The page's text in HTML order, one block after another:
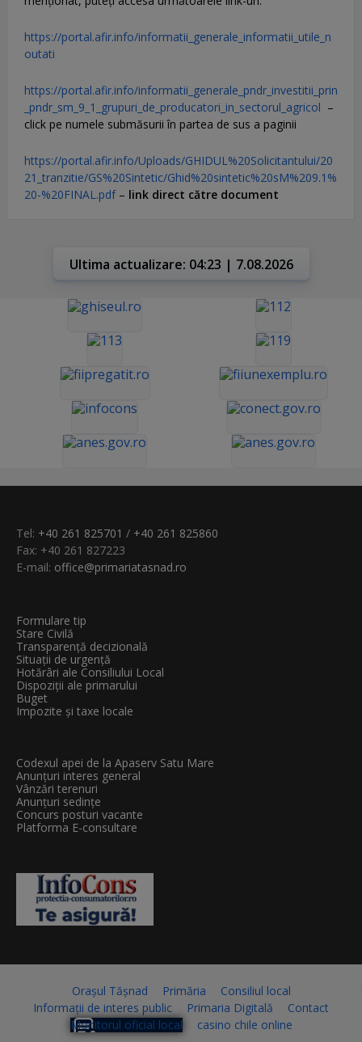
https://portal.afir.info/informatii_generale_informatii_utile_n
outati
https://portal.afir.info/informatii_generale_pndr_investitii_prin
_pndr_sm_9_1_grupuri_de_producatori_in_sectorul_agricol –
click pe numele submăsurii în partea de sus a paginii
https://portal.afir.info/Uploads/GHIDUL%20Solicitantului/20
21_tranzitie/GS%20Sintetic/Ghid%20sintetic%20sM%209.1%
20-%20FINAL.pdf– link direct către document
Ultima actualizare: 04:23 | 7.08.2026
Tel: +40 261 825701 / +40 261 825860
Fax: +40 261 827223
E-mail: office@primariatasnad.ro
Formulare tip
Stare Civilă
Transparenţă decizională
Situații de urgență
Hotărâri ale Consiliului Local
Dispoziții ale primarului
Buget
Impozite și taxe locale
Codexul apei de la Apaserv Satu Mare
Anunțuri interes general
Vânzări terenuri
Anunțuri sedințe
Concurs posturi vacante
Platforma E-consultare
Orașul Tășnad Primăria
Consiliul local
Informații de interes public
Primaria Digitală
Contact
Monitorul oficial local
casino chile online